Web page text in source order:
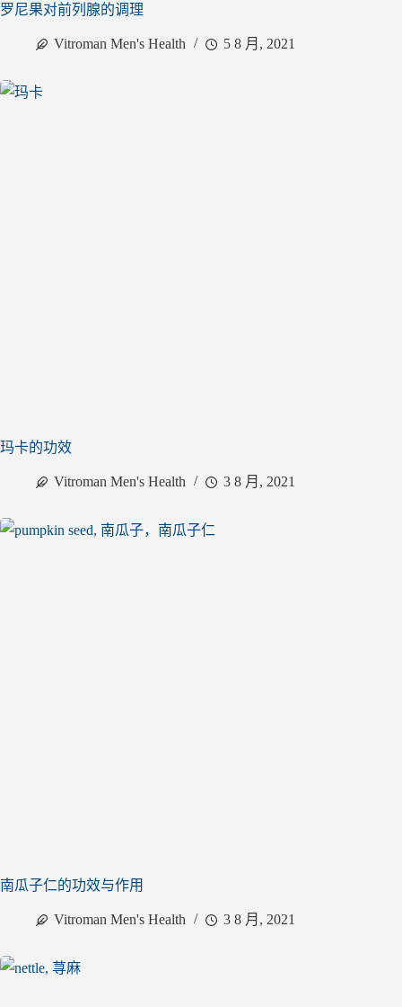
罗尼果对前列腺的调理
Vitroman Men's Health 5 8 月, 2021
玛卡的功效
Vitroman Men's Health 3 8 月, 2021
南瓜子仁的功效与作用
Vitroman Men's Health 3 8 月, 2021